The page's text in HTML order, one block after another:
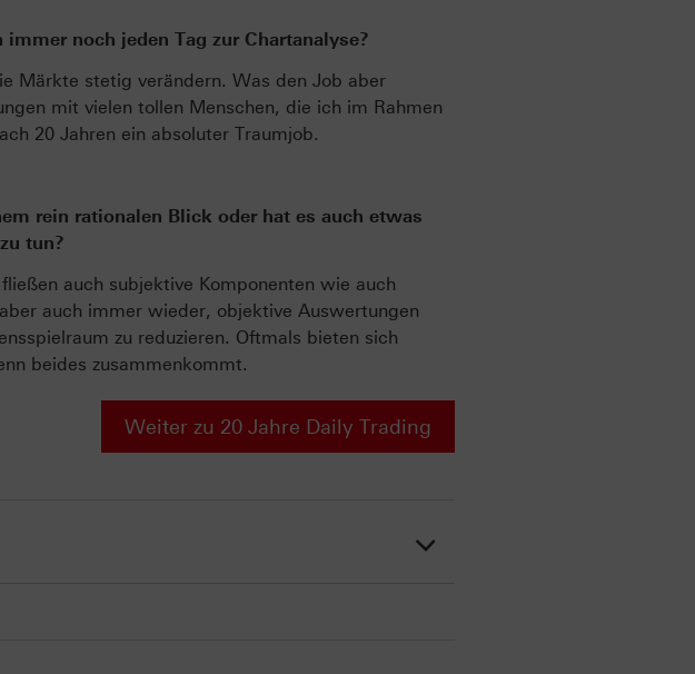
noch jeden Tag zur Chartanalyse?
Märkte stetig verändern. Was den Job aber
mit vielen tollen Menschen, die ich im Rahmen
20 Jahren ein absoluter Traumjob.
rein rationalen Blick oder hat es auch etwas
tun?
auch subjektive Komponenten wie auch
auch immer wieder, objektive Auswertungen
zu reduzieren. Oftmals bieten sich
beides zusammenkommt.
Weiter zu 20 Jahre Daily Trading